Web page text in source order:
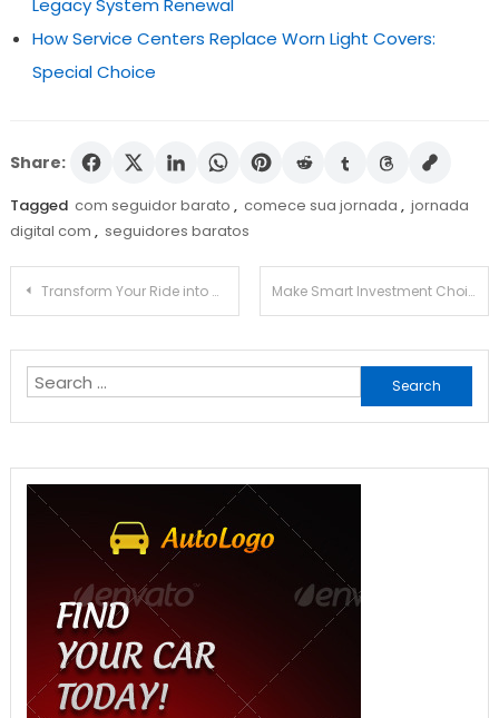
Legacy System Renewal
How Service Centers Replace Worn Light Covers:
Special Choice
Share:
Tagged com seguidor barato , comece sua jornada , jornada
digital com , seguidores baratos
Post
Transform Your Ride into a Saiyan Showstopper: The Rise of Dragon Ball Car Decals in Auto Culture Make Smart Investment Choices with a Clear Profit and Loss Statement
Search
for: